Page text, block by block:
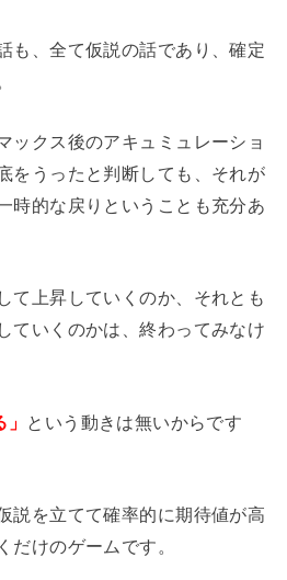
も、全て仮説の話であり、確定
ックス後のアキュミュレーショ
をうったと判断しても、それが
時的な戻りということも充分あ
て上昇していくのか、それとも
ていくのかは、終わってみなけ
という動きは無いからです
説を立てて確率的に期待値が高
だけのゲームです。